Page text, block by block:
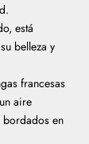
está
belleza y
francesas
aire
en